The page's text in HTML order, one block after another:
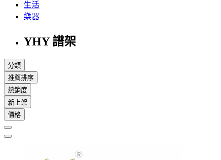
生活
樂器
YHY 譜架
分類
推薦排序
熱銷度
新上架
價格